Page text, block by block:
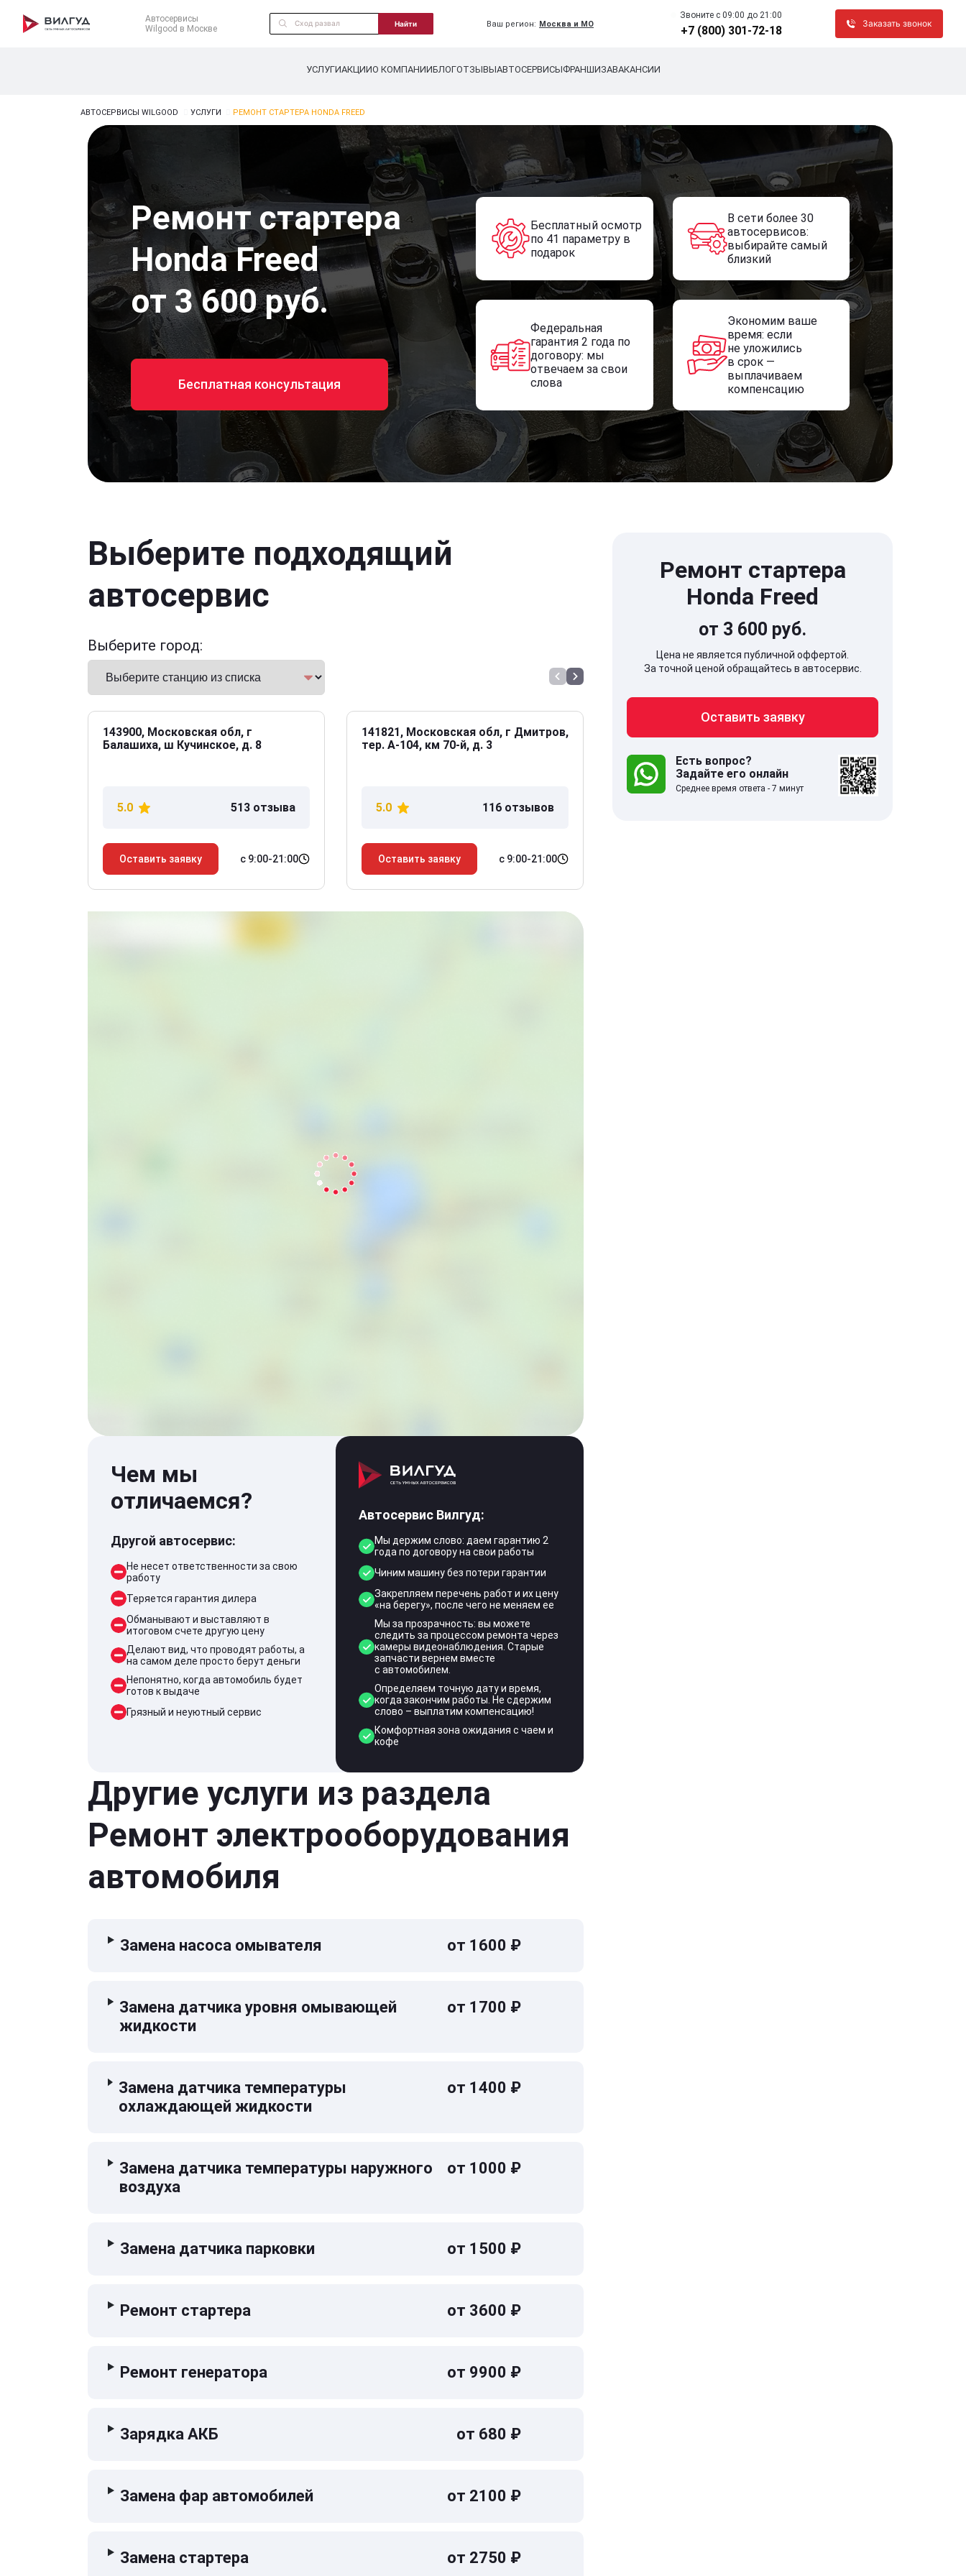
Автосервисы
Wilgood в Москве
Найти Ваш регион: Москва и МО
Звоните c 09:00 до 21:00
+7 (800) 301-72-18
Заказать звонок
УСЛУГИАКЦИИО КОМПАНИИБЛОГОТЗЫВЫАВТОСЕРВИСЫФРАНШИЗАВАКАНСИИ
АВТОСЕРВИСЫ WILGOOD УСЛУГИ РЕМОНТ СТАРТЕРА HONDA FREED
Ремонт стартера
Honda Freed
от 3 600 руб.
Бесплатная консультация
Бесплатный осмотр
по 41 параметру в
подарок
В сети более 30
автосервисов:
выбирайте самый
близкий
Федеральная
гарантия 2 года по
договору: мы
отвечаем за свои
слова
Экономим ваше
время: если
не уложились
в срок —
выплачиваем
компенсацию
Выберите подходящий
автосервис
Выберите город:
143900, Московская обл, г
Балашиха, ш Кучинское, д. 8
5.0 513 отзыва
Оставить заявку с 9:00-21:00
141821, Московская обл, г Дмитров,
тер. А-104, км 70-й, д. 3
5.0 116 отзывов
Оставить заявку с 9:00-21:00
141707, Московская обл,
дом 5
Чем мы
отличаемся?
Другой автосервис:
Не несет ответственности за свою
работу
Теряется гарантия дилера
Обманывают и выставляют в
итоговом счете другую цену
Делают вид, что проводят работы, а
на самом деле просто берут деньги
Непонятно, когда автомобиль будет
готов к выдаче
Грязный и неуютный сервис
Автосервис Вилгуд:
Мы держим слово: даем гарантию 2
года по договору на свои работы
Чиним машину без потери гарантии
Закрепляем перечень работ и их цену
«на берегу», после чего не меняем ее
Мы за прозрачность: вы можете
следить за процессом ремонта через
камеры видеонаблюдения. Старые
запчасти вернем вместе
с автомобилем.
Определяем точную дату и время,
когда закончим работы. Не сдержим
слово – выплатим компенсацию!
Комфортная зона ожидания с чаем и
кофе
Другие услуги из раздела
Ремонт электрооборудования
автомобиля
Замена насоса омывателя от 1600 ₽
Замена датчика уровня омывающей
жидкости
от 1700 ₽
Замена датчика температуры
охлаждающей жидкости
от 1400 ₽
Замена датчика температуры наружного
воздуха
от 1000 ₽
Замена датчика парковки от 1500 ₽
Ремонт стартера от 3600 ₽
Ремонт генератора от 9900 ₽
Зарядка АКБ от 680 ₽
Замена фар автомобилей от 2100 ₽
Замена стартера от 2750 ₽
Ремонт стартера
Honda Freed
от 3 600 руб.
Цена не является публичной оффертой.
За точной ценой обращайтесь в автосервис.
Оставить заявку
Есть вопрос?
Задайте его онлайн
Среднее время ответа - 7 минут